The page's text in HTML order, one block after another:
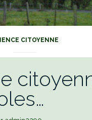
CITOYENNE